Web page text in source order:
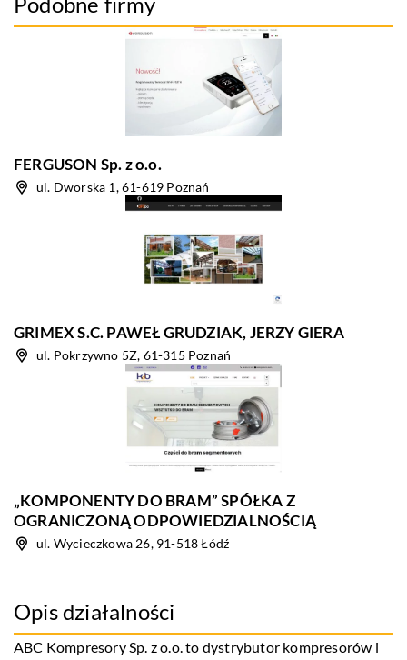
FERGUSON Sp. z o.o.
ul. Dworska 1, 61-619 Poznań
GRIMEX S.C. PAWEŁ GRUDZIAK, JERZY GIERA
ul. Pokrzywno 5Z, 61-315 Poznań
„KOMPONENTY DO BRAM” SPÓŁKA Z
OGRANICZONĄ ODPOWIEDZIALNOŚCIĄ
ul. Wycieczkowa 26, 91-518 Łódź
Opis działalności
ABC Kompresory Sp. z o.o. to dystrybutor kompresorów i